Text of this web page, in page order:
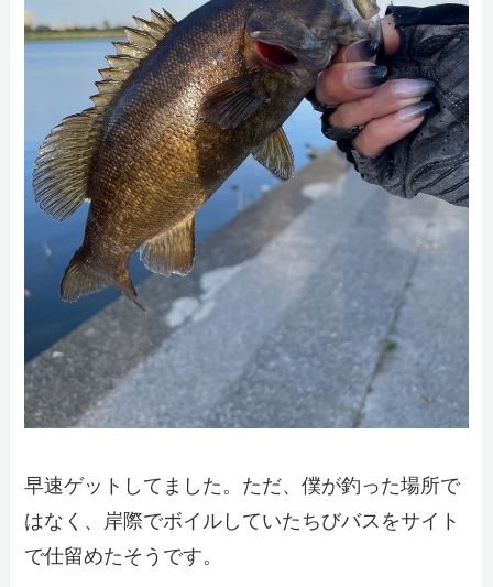
早速ゲットしてました。ただ、僕が釣った場所で
はなく、岸際でボイルしていたちびバスをサイト
で仕留めたそうです。